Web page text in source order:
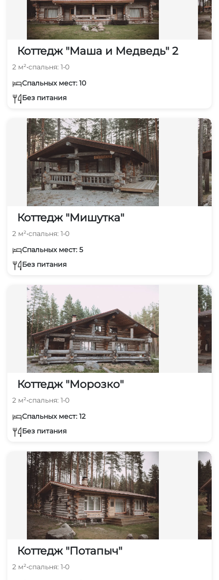
Коттедж "Маша и Медведь" 2
2 м²•спальня: 1•0
Спальных мест: 10
Без питания
Коттедж "Мишутка"
2 м²•спальня: 1•0
Спальных мест: 5
Без питания
Коттедж "Морозко"
2 м²•спальня: 1•0
Спальных мест: 12
Без питания
Коттедж "Потапыч"
2 м²•спальня: 1•0